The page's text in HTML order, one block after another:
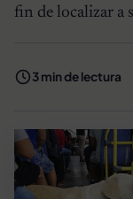
fin de localizar a
3 min de lectura